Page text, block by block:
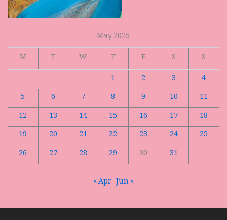
May 2025
M
T W T F S
S
1
2 3
4
5
6 7 8 9 10
11
12
13 14 15 16 17
18
19
20 21 22 23 24
25
26
27 28 29 30 31
« Apr Jun »